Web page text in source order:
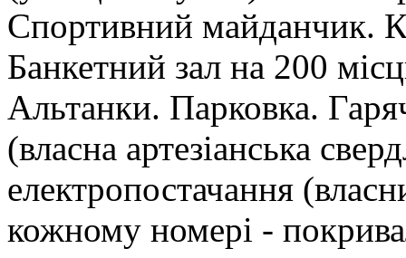
Спортивний майданчик.
Банкетний зал на 200
Альтанки. Парковка.
(власна артезіанська
електропостачання
кожному номері -